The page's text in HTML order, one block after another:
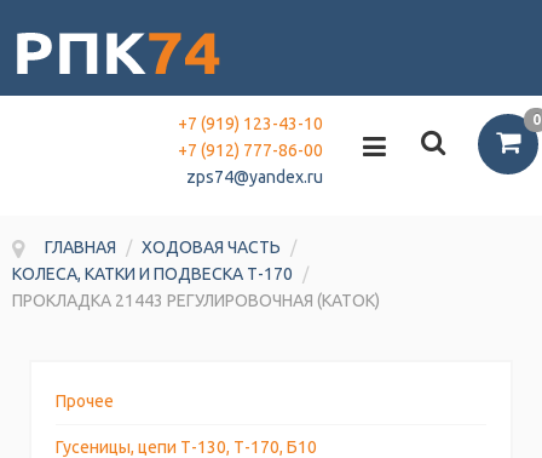
0
+7 (919) 123-43-10
+7 (912) 777-86-00
zps74@yandex.ru
ГЛАВНАЯ / ХОДОВАЯ ЧАСТЬ
/
КОЛЕСА, КАТКИ И ПОДВЕСКА Т-170
/
ПРОКЛАДКА 21443 РЕГУЛИРОВОЧНАЯ (КАТОК)
Прочее
Гусеницы, цепи Т-130, Т-170, Б10